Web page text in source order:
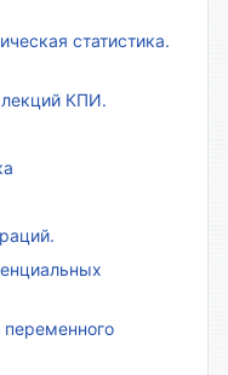
статистика.
лекций КПИ.